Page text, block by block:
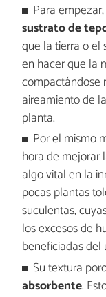
Para
sustrato de
que la tierra o el
en hacer que la
compactándose
aireamiento de
planta.
Por el mismo
hora de mejorar
algo vital en la
pocas plantas
suculentas,
los excesos de
beneficiadas del
Su textura
absorbente.